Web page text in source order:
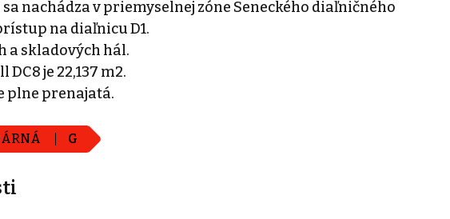
nachádza v priemyselnej zóne Seneckého diaľničného
na diaľnicu D1.
a skladových hál.
je 22,137 m2.
plne prenajatá.
G